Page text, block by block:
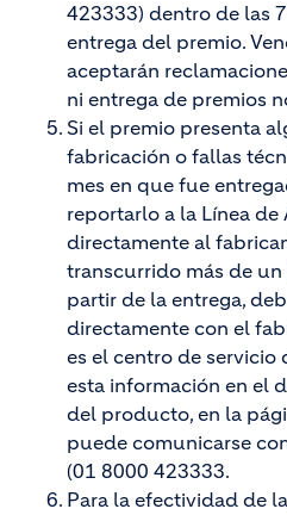
423333) dentro de las
entrega del premio.
aceptarán
ni entrega de premios
Si el premio presenta
fabricación o fallas
mes en que fue
reportarlo a la Línea de
directamente al
transcurrido más de un
partir de la entrega,
directamente con el
es el centro de
esta información en el
del producto, en la
puede comunicarse
(01 8000 423333.
Para la efectividad de